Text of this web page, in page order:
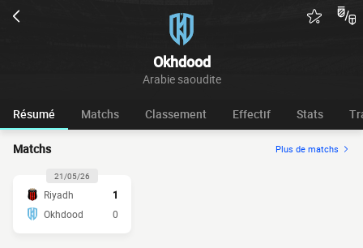
Okhdood
Arabie saoudite
Résumé Matchs Classement Effectif Stats
Matchs Plus de matchs
21/05/26
Riyadh
1
Okhdood
0